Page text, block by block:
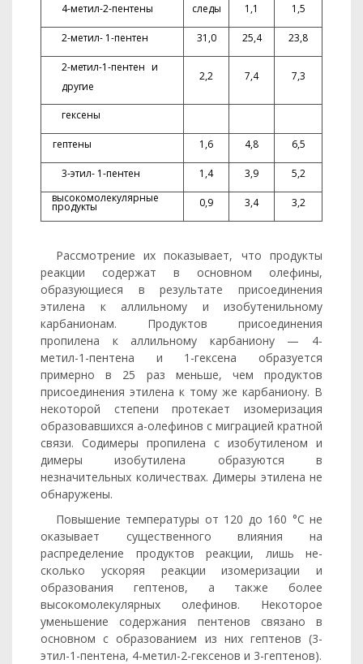
4-метил-2-пентены следы 1,1 1,5
2-метил- 1-пентен 31,0 25,4 23,8
2-метил-1-пентен и
другие
2,2 7,4 7,3
гексены
гептены 1,6 4,8 6,5
3-этил- 1-пентен 1,4 3,9
5,2
высокомолекулярные
продук­ты 0,9 3,4 3,2
Рассмотрение их показывает, что продукты
реакции содержат в основном олефины,
образующиеся в результате присоединения
этилена к аллильному и изобутенильному
карбанионам. Продук­тов присоединения
пропилена к аллильному карбаниону — 4-
метил-1-пентена и 1-гексена образуется
примерно в 25 раз меньше, чем продуктов
присоединения этилена к тому же карбаниону. В
не­которой степени протекает изомеризация
образовавшихся а-олефинов с миграцией кратной
связи. Содимеры пропилена с изобу­тиленом и
димеры изобутилена образуются в
незначительных ко­личествах. Димеры этилена не
обнаружены.
Повышение температуры от 120 до 160 °С не
оказывает суще­ственного влияния на
распределение продуктов реакции, лишь не­
сколько ускоряя реакции изомеризации и
образования гептенов, а также более
высокомолекулярных олефинов. Некоторое
умень­шение содержания пентенов связано в
основном с образованием из них гептенов (3-
этил-1-пентена, 4-метил-2-гексенов и 3-гептенов).